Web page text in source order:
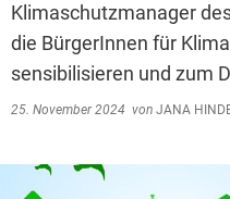
Klimaschutzmanager
die BürgerInnen für
sensibilisieren und zum
25. November 2024 von JANA